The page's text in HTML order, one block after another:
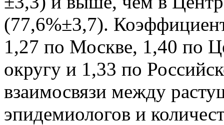
(77,6%±3,7).
1,27 по Москве, 1,40 по
округу и 1,33 по
взаимосвязи между
эпидемиологов и